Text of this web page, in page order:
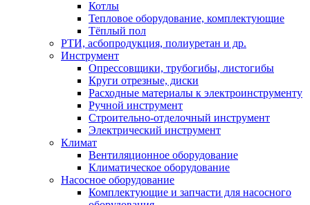
Котлы
Тепловое оборудование, комплектующие
Тёплый пол
РТИ, асбопродукция, полиуретан и др.
Инструмент
Опрессовщики, трубогибы, листогибы
Круги отрезные, диски
Расходные материалы к электроинструменту
Ручной инструмент
Строительно-отделочный инструмент
Электрический инструмент
Климат
Вентиляционное оборудование
Климатическое оборудование
Насосное оборудование
Комплектующие и запчасти для насосного